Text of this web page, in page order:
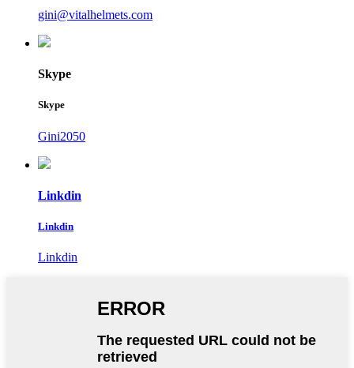
gini@vitalhelmets.com
Skype
Skype
Gini2050
Linkdin
Linkdin
Linkdin